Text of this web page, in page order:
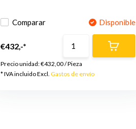
Comparar Disponible
€432,-*
Precio unidad:€432,00/Pieza
* IVA incluido Excl. Gastos de envío